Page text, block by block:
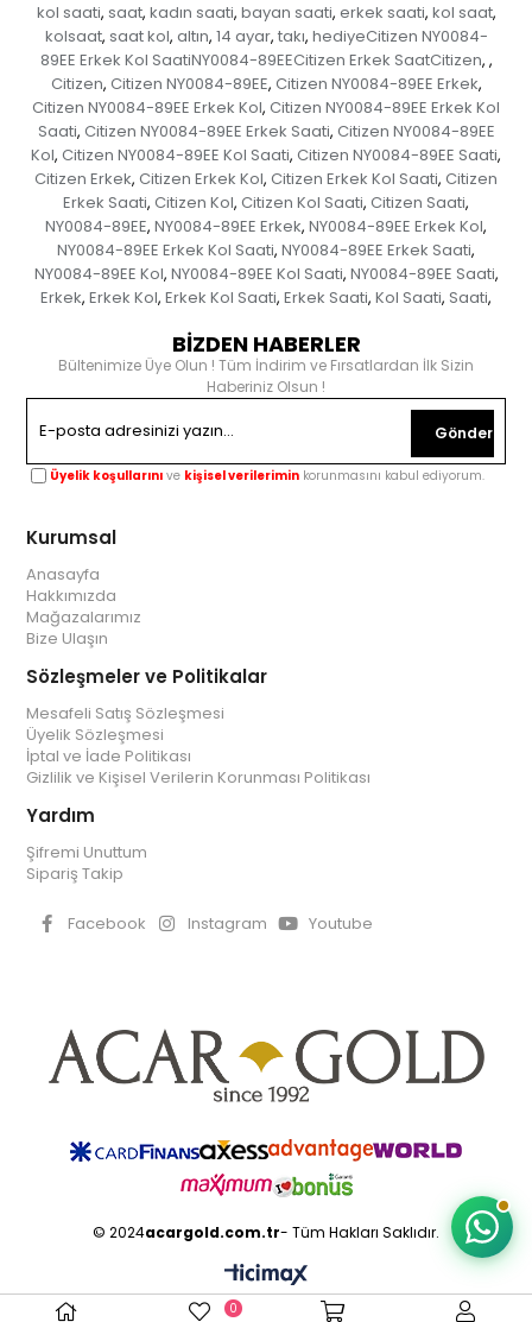
kol saati, saat, kadın saati, bayan saati, erkek saati, kol saat,
kolsaat, saat kol, altın, 14 ayar, takı, hediyeCitizen NY0084-
89EE Erkek Kol SaatiNY0084-89EECitizen Erkek SaatCitizen, ,
Citizen, Citizen NY0084-89EE, Citizen NY0084-89EE Erkek,
Citizen NY0084-89EE Erkek Kol, Citizen NY0084-89EE Erkek Kol
Saati, Citizen NY0084-89EE Erkek Saati, Citizen NY0084-89EE
Kol, Citizen NY0084-89EE Kol Saati, Citizen NY0084-89EE Saati,
Citizen Erkek, Citizen Erkek Kol, Citizen Erkek Kol Saati, Citizen
Erkek Saati, Citizen Kol, Citizen Kol Saati, Citizen Saati,
NY0084-89EE, NY0084-89EE Erkek, NY0084-89EE Erkek Kol,
NY0084-89EE Erkek Kol Saati, NY0084-89EE Erkek Saati,
NY0084-89EE Kol, NY0084-89EE Kol Saati, NY0084-89EE Saati,
Erkek, Erkek Kol, Erkek Kol Saati, Erkek Saati, Kol Saati, Saati,
BİZDEN HABERLER
Bültenimize Üye Olun ! Tüm İndirim ve Fırsatlardan İlk Sizin
Haberiniz Olsun !
Gönder
Üyelik koşullarını ve kişisel verilerimin korunmasını kabul ediyorum.
Kurumsal
Anasayfa
Hakkımızda
Mağazalarımız
Bize Ulaşın
Sözleşmeler ve Politikalar
Mesafeli Satış Sözleşmesi
Üyelik Sözleşmesi
İptal ve İade Politikası
Gizlilik ve Kişisel Verilerin Korunması Politikası
Yardım
Şifremi Unuttum
Sipariş Takip
Facebook Instagram Youtube
© 2024acargold.com.tr- Tüm Hakları Saklıdır.
0